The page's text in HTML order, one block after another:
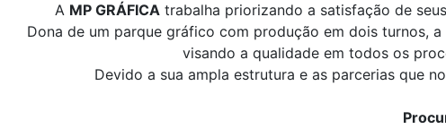
A MP GRÁFICA trabalha priorizando a satisfação de
Dona de um parque gráfico com produção em dois turnos,
visando a qualidade em todos os
Devido a sua ampla estrutura e as parcerias que